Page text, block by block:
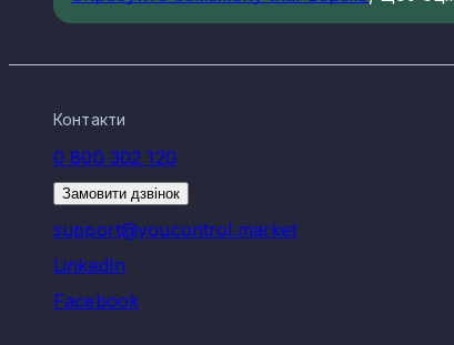
Контакти
0 800 302 120
Замовити дзвінок
support@youcontrol.market
LinkedIn
Facebook